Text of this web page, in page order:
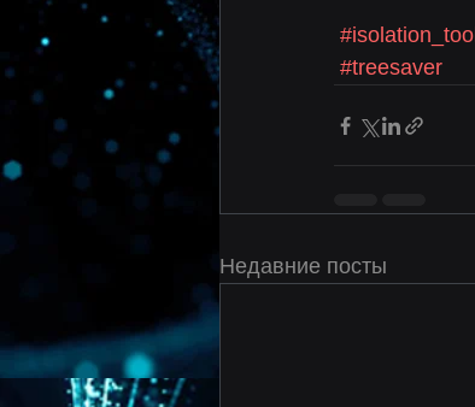
#isolation_tool
#treesaver
Недавние посты